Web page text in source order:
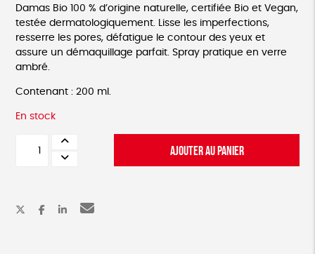
Damas Bio 100 % d’origine naturelle, certifiée Bio et Vegan,
testée dermatologiquement. Lisse les imperfections,
resserre les pores, défatigue le contour des yeux et
assure un démaquillage parfait. Spray pratique en verre
ambré.
Contenant : 200 ml.
En stock
AJOUTER AU PANIER